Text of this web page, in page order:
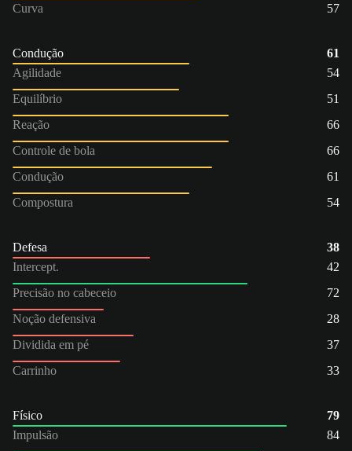
Curva
57
Condução
61
Agilidade
54
Equilíbrio
51
Reação
66
Controle de bola
66
Condução
61
Compostura
54
Defesa
38
Intercept.
42
Precisão no cabeceio
72
Noção defensiva
28
Dividida em pé
37
Carrinho
33
Físico
79
Impulsão
84